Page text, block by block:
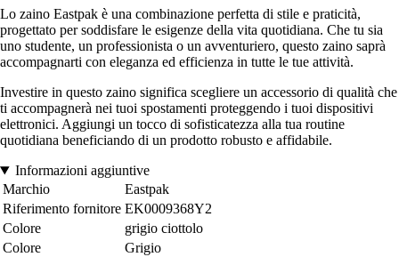
Lo zaino Eastpak è una combinazione perfetta di stile e praticità,
progettato per soddisfare le esigenze della vita quotidiana. Che tu sia
uno studente, un professionista o un avventuriero, questo zaino saprà
accompagnarti con eleganza ed efficienza in tutte le tue attività.
Investire in questo zaino significa scegliere un accessorio di qualità che
ti accompagnerà nei tuoi spostamenti proteggendo i tuoi dispositivi
elettronici. Aggiungi un tocco di sofisticatezza alla tua routine
quotidiana beneficiando di un prodotto robusto e affidabile.
Informazioni aggiuntive
Marchio
Eastpak
Riferimento fornitore EK0009368Y2
Colore
grigio ciottolo
Colore
Grigio